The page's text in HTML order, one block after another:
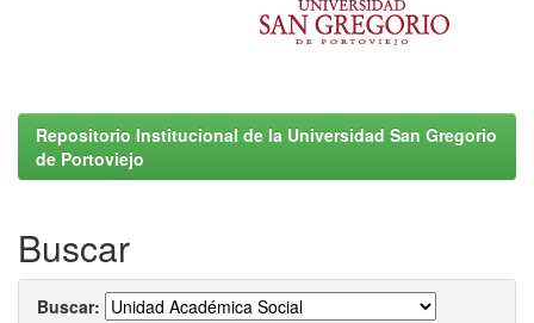
Repositorio Institucional de la Universidad San Gregorio
de Portoviejo
Buscar
Buscar: